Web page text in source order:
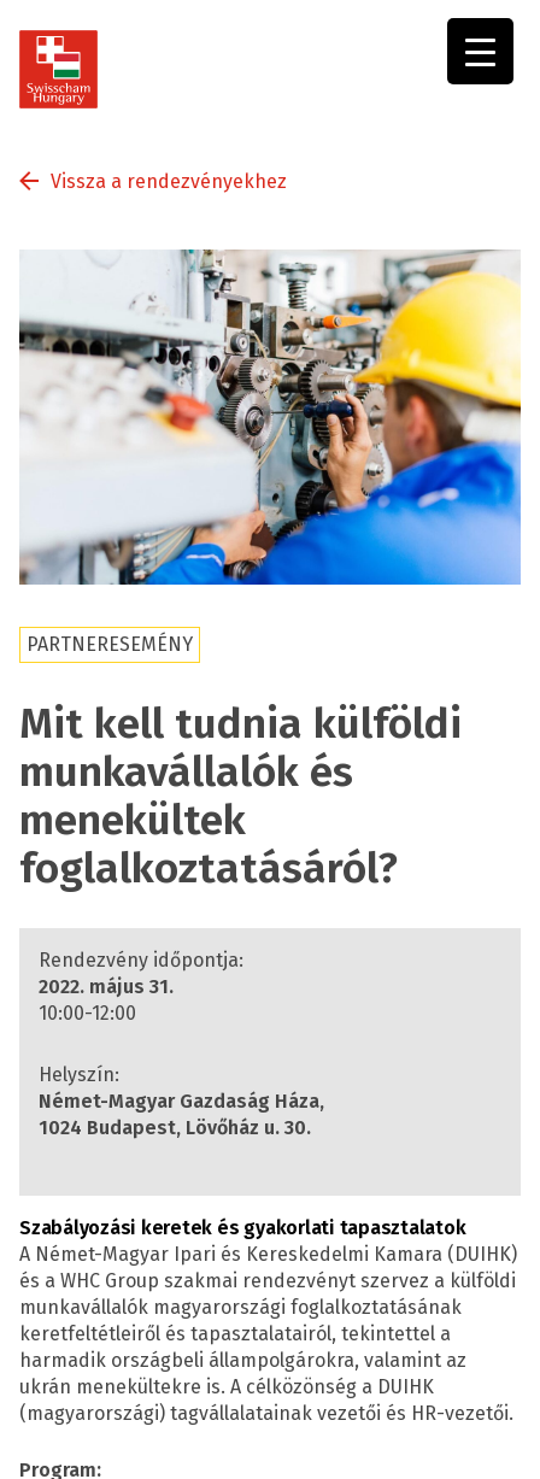
Vissza a rendezvényekhez
PARTNERESEMÉNY
Mit kell tudnia külföldi
munkavállalók és
menekültek
foglalkoztatásáról?
Rendezvény időpontja:
2022. május 31.
10:00-12:00
Helyszín:
Német-Magyar Gazdaság Háza,
1024 Budapest, Lövőház u. 30.
Szabályozási keretek és gyakorlati tapasztalatok
A Német-Magyar Ipari és Kereskedelmi Kamara (DUIHK)
és a WHC Group szakmai rendezvényt szervez a külföldi
munkavállalók magyarországi foglalkoztatásának
keretfeltétleiről és tapasztalatairól, tekintettel a
harmadik országbeli állampolgárokra, valamint az
ukrán menekültekre is. A célközönség a DUIHK
(magyarországi) tagvállalatainak vezetői és HR-vezetői.
Program: